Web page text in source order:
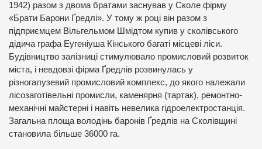
1942) разом з двома братами заснував у Сколе фірму
«Брати Барони Ґредлі». У тому ж році він разом з
підприємцем Вільгельмом Шмідтом купив у сколівського
дідича графа Еугеніуша Кінського багаті місцеві ліси.
Будівництво залізниці стимулювало промисловий розвиток
міста, і невдовзі фірма Ґредлів розвинулась у
різногалузевий промисловий комплекс, до якого належали
лісозаготівельні промисли, каменярня (тартак), ремонтно-
механічні майстерні і навіть невелика гідроелектростанція.
Загальна площа володінь баронів Ґредлів на Сколівщині
становила більше 36000 га.